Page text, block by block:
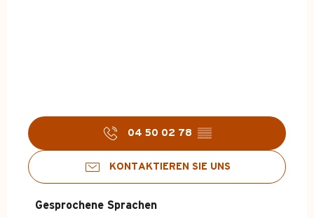
04 50 02 78 ▒▒
KONTAKTIEREN SIE UNS
Gesprochene Sprachen
Gesprochene Sprachen